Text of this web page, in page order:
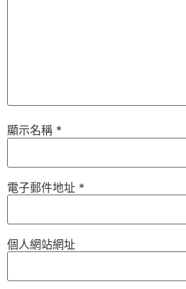
顯示名稱 *
電子郵件地址 *
個人網站網址